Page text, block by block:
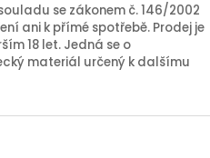
se zákonem č. 146/2002
ani k přímé spotřebě. Prodej je
18 let. Jedná se o
materiál určený k dalšímu